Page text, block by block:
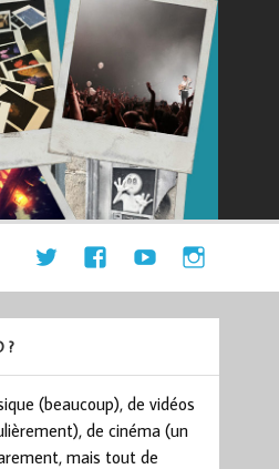
?
(beaucoup), de vidéos
de cinéma (un
mais tout de